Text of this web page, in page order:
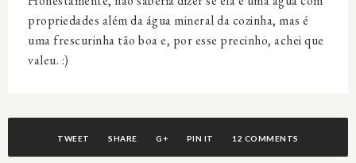
propriedades além da água mineral da cozinha, mas é
uma frescurinha tão boa e, por esse precinho, achei que
valeu. :)
TWEET SHARE G+ PIN IT 12 COMMENTS